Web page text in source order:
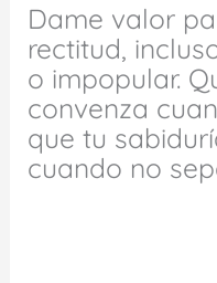
Dame valor
rectitud,
o impopular.
convenza
que tu
cuando no